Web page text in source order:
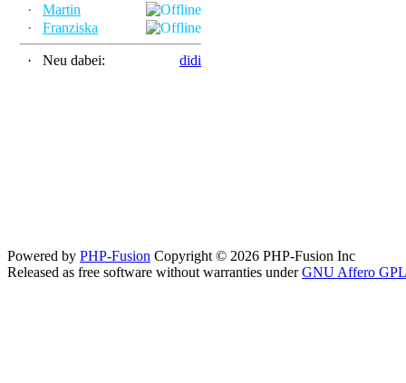
·
Martin
·
Franziska
· Neu dabei: didi
Powered by PHP-Fusion Copyright © 2026 PHP-Fusion Inc
Released as free software without warranties underGNU Affero GPL